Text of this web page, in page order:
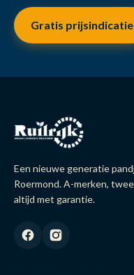
Gratis prijsindicatie
Een nieuwe generatie
Roermond. A-merken,
altijd met garantie.